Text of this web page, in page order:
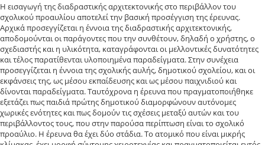
Η εισαγωγή της διαδραστικής αρχιτεκτονικής στο περιβάλλον του
σχολικού προαυλίου αποτελεί την βασική προσέγγιση της έρευνας.
Αρχικά προσεγγίζεται η έννοια της διαδραστικής αρχιτεκτονικής,
αποδομούνται οι παράγοντες που την συνθέτουν, δηλαδή ο χρήστης, ο
σχεδιαστής και η υλικότητα, καταγράφονται οι μελλοντικές δυνατότητες
και τέλος παρατίθενται υλοποιημένα παραδείγματα. Στην συνέχεια
προσεγγίζεται η έννοια της σχολικής αυλής, δημοτικού σχολείου, και οι
εκφάνσεις της, ως μέσου εκπαίδευσης και ως μέσου παιχνιδιού και
δίνονται παραδείγματα. Ταυτόχρονα η έρευνα που πραγματοποιήθηκε
εξετάζει πως παιδιά πρώτης δημοτικού διαμορφώνουν αυτόνομες
χωρικές ενότητες και πως δομούν τις σχέσεις μεταξύ αυτών και του
περιβάλλοντος τους, που στην παρούσα περίπτωση είναι το σχολικό
προαύλιο. Η έρευνα θα έχει δύο στάδια. Το ατομικό που είναι μικρής